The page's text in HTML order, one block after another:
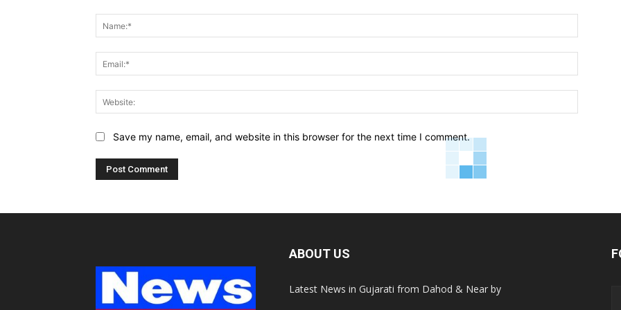
Save my name, email, and website in this browser for the next time I comment.
ABOUT US
Latest News in Gujarati from Dahod & Near by